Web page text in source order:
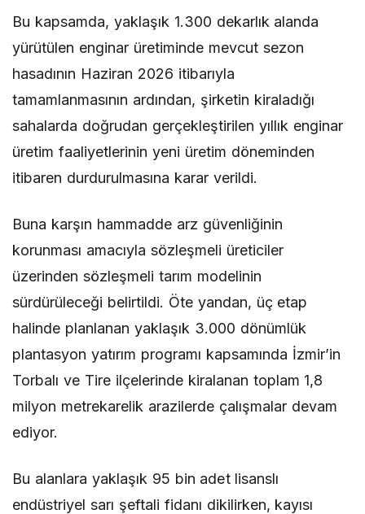
Bu kapsamda, yaklaşık 1.300 dekarlık alanda
yürütülen enginar üretiminde mevcut sezon
hasadının Haziran 2026 itibarıyla
tamamlanmasının ardından, şirketin kiraladığı
sahalarda doğrudan gerçekleştirilen yıllık enginar
üretim faaliyetlerinin yeni üretim döneminden
itibaren durdurulmasına karar verildi.
Buna karşın hammadde arz güvenliğinin
korunması amacıyla sözleşmeli üreticiler
üzerinden sözleşmeli tarım modelinin
sürdürüleceği belirtildi. Öte yandan, üç etap
halinde planlanan yaklaşık 3.000 dönümlük
plantasyon yatırım programı kapsamında İzmir’in
Torbalı ve Tire ilçelerinde kiralanan toplam 1,8
milyon metrekarelik arazilerde çalışmalar devam
ediyor.
Bu alanlara yaklaşık 95 bin adet lisanslı
endüstriyel sarı şeftali fidanı dikilirken, kayısı